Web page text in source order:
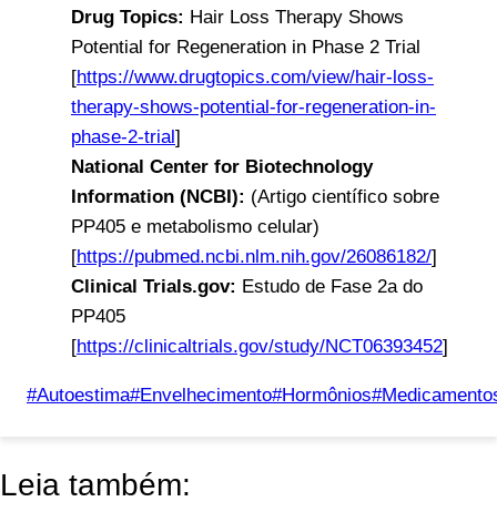
Drug Topics: Hair Loss Therapy Shows
Potential for Regeneration in Phase 2 Trial
[https://www.drugtopics.com/view/hair-loss-
therapy-shows-potential-for-regeneration-in-
phase-2-trial]
National Center for Biotechnology
Information (NCBI): (Artigo científico sobre
PP405 e metabolismo celular)
[https://pubmed.ncbi.nlm.nih.gov/26086182/]
Clinical Trials.gov: Estudo de Fase 2a do
PP405
[https://clinicaltrials.gov/study/NCT06393452]
Tags
#Autoestima#Envelhecimento#Hormônios#
Leia também: